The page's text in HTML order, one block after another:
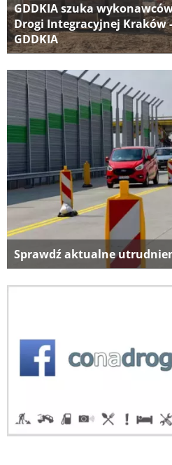
GDDKIA szuka
Drogi Integracyjnej Kraków
GDDKIA
Sprawdź aktualne